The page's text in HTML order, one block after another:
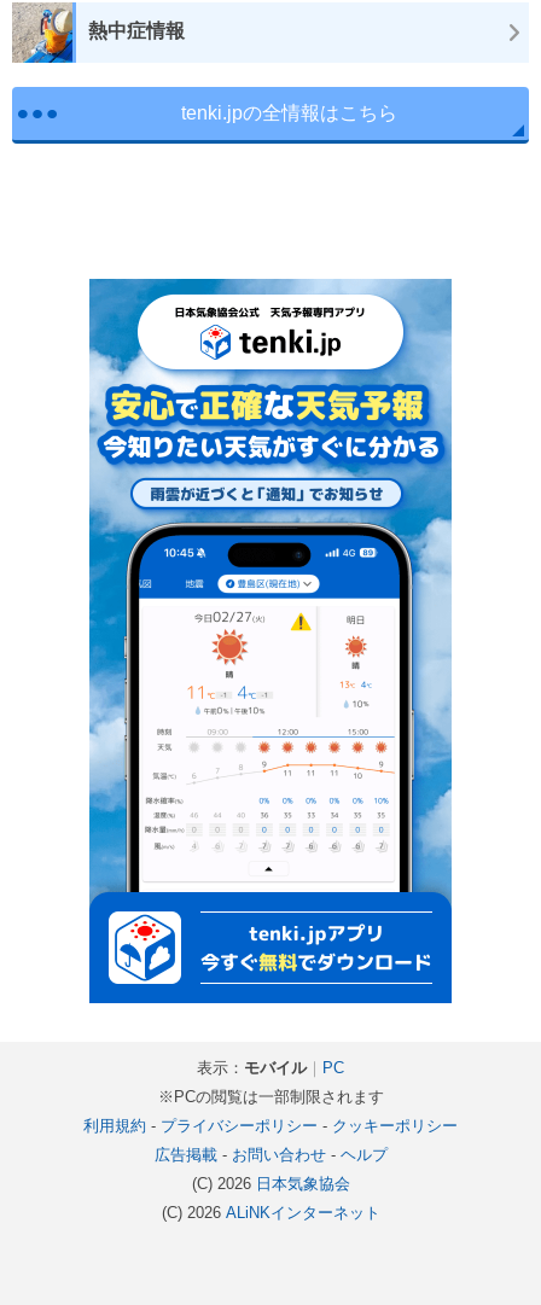
熱中症情報
tenki.jpの全情報はこちら
表示： モバイル｜
PC
※PCの閲覧は一部制限されます
利用規約 - プライバシーポリシー - クッキーポリシー
広告掲載- お問い合わせ- ヘルプ
(C) 2026 日本気象協会
(C) 2026 ALiNKインターネット